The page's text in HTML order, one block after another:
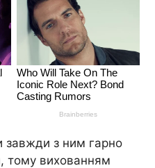
завжди з ним гарно
тому вихованням